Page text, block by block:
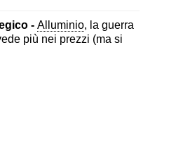
- Alluminio, la guerra
più nei prezzi (ma si